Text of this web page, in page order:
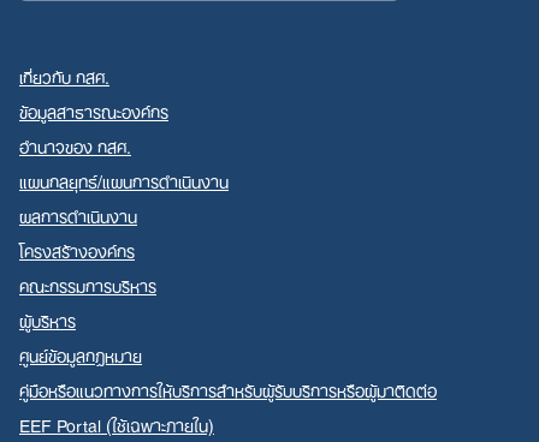
เกี่ยวกับ กสศ.
ข้อมูลสาธารณะองค์กร
อำนาจของ กสศ.
แผนกลยุทธ์/แผนการดำเนินงาน
ผลการดำเนินงาน
โครงสร้างองค์กร
คณะกรรมการบริหาร
ผู้บริหาร
ศูนย์ข้อมูลกฎหมาย
คู่มือหรือแนวทางการให้บริการสำหรับผู้รับบริการหรือผู้มาติดต่อ
EEF Portal (ใช้เฉพาะภายใน)